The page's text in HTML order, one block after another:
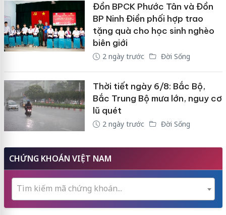
Đồn BPCK Phước Tân và Đồn
BP Ninh Điền phối hợp trao
tặng quà cho học sinh nghèo
biên giới
2 ngày trước Đời Sống
Thời tiết ngày 6/8: Bắc Bộ,
Bắc Trung Bộ mưa lớn, nguy cơ
lũ quét
2 ngày trước Đời Sống
CHỨNG KHOÁN VIỆT NAM
Tìm kiếm mã chứng khoán...